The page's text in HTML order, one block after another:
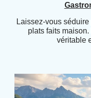
Laissez-vous
plats faits
véritable